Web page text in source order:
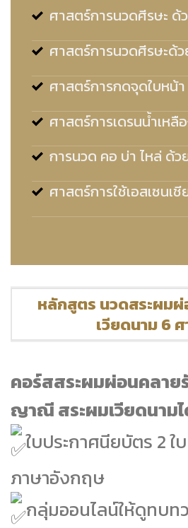
ศาสตร์การนวดศีรษะ ด้
ศาสตร์การนวดศีรษะด้
ศาสตร์การกดจุดใบหน้
ศาสตร์การเดรนน้ำเหลื
การนวด คอ บ่า ไหล่ ด้ว
ศาสตร์การใช้เอสเซนเ
หลักสูตร นวดสระผม
เวียดนาม 6
คอร์สสระผมผ่อนคลา
ญาณี สระผมเวียดนาม
ใบประกาศนียบัตร 2 ใบ
ภาษาอังกฤษ
กลุ่มออนไลน์ให้ดูทบท